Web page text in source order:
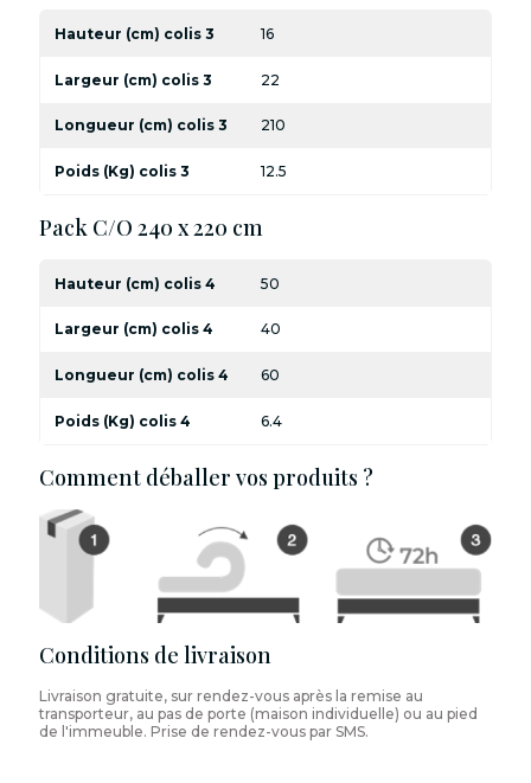
Hauteur (cm) colis 3 16
Largeur (cm) colis 3 22
Longueur (cm) colis 3 210
Poids (Kg) colis 3 12.5
Pack C/O 240 x 220 cm
Hauteur (cm) colis 4 50
Largeur (cm) colis 4 40
Longueur (cm) colis 4 60
Poids (Kg) colis 4 6.4
Comment déballer vos produits ?
Conditions de livraison
Livraison gratuite, sur rendez-vous après la remise au
transporteur, au pas de porte (maison individuelle) ou au pied
de l'immeuble. Prise de rendez-vous par SMS.